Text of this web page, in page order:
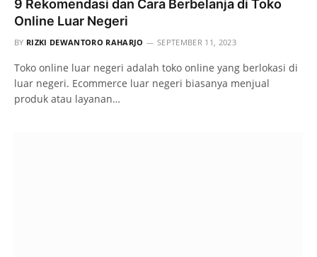
9 Rekomendasi dan Cara Berbelanja di Toko
Online Luar Negeri
BY RIZKI DEWANTORO RAHARJO SEPTEMBER 11, 2023
Toko online luar negeri adalah toko online yang berlokasi di
luar negeri. Ecommerce luar negeri biasanya menjual
produk atau layanan…